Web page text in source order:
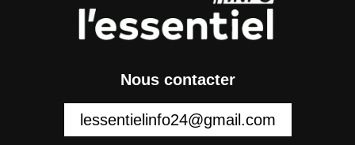
Nous contacter
lessentielinfo24@gmail.com